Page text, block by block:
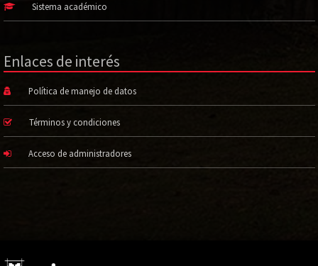
Sistema académico
Enlaces de interés
Política de manejo de datos
Términos y condiciones
Acceso de administradores